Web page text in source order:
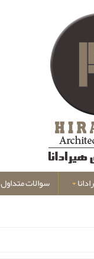
سوالات متداول